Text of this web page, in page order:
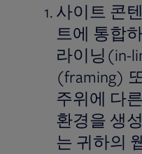
사이트 콘
트에 통합
라이닝(in-
(framing)
주위에 다
환경을 생
는 귀하의